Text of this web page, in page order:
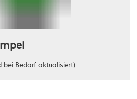
bei Bedarf aktualisiert)